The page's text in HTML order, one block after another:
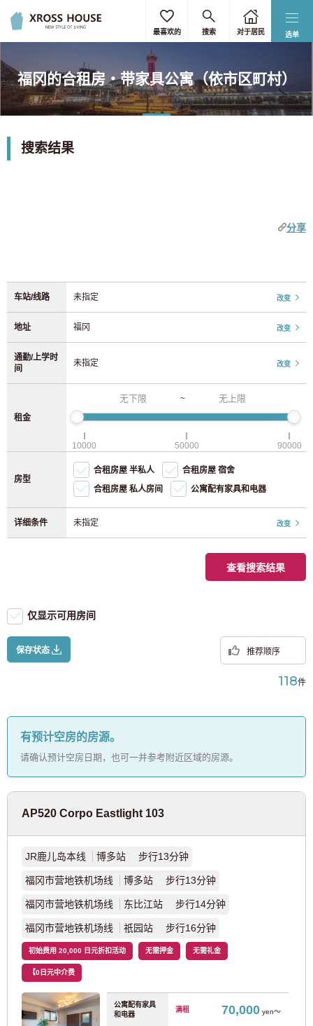
选单
最喜欢的 搜索 对于居民
福冈的合租房・带家具公寓（依市区町村）
搜索结果
分享
车站/线路 未指定 改变
地址 福冈 改变
通勤/上学时
间
未指定 改变
租金
~
10000 50000 90000
房型
合租房屋 半私人
合租房屋 宿舍
合租房屋 私人房间
公寓配有家具和电器
详细条件 未指定 改变
查看搜索结果
保存状态 推荐顺序
118件
仅显示可用房间
有预计空房的房源。
请确认预计空房日期，也可一并参考附近区域的房源。
AP520 Corpo Eastlight 103
JR鹿儿岛本线 博多站 步行13分钟
福冈市营地铁机场线 博多站 步行13分钟
福冈市营地铁机场线 东比江站 步行14分钟
福冈市营地铁机场线 祇园站 步行16分钟
初始费用 20,000 日元折扣活动 无需押金 无需礼金
【0日元中介费
公寓配有家具
和电器
满租 70,000yen～
选择车站/路线 重置
按车站搜索
JR东日本
JR山手线 (92)
JR中央线/总武线 (210)
JR湘南新宿线 (24)
上野东京线 (4)
JR京叶线
JR高崎线 (2)
JR东海道本线 (37)
JR武藏野线 (9)
JR欧米茄线
JR八公线 (1)
选择地址 重置
北海道
北海道 (1)
中部
爱知县 (52)
大阪 (165)
九州
福冈 (118)
选择地址 重置
选择通勤/上学时间 重置
请输入最近的上班或学校通勤车站。
您最多可以指定3个车站。
目的地站
添加车站
选择详细条件 重置
预计客房供应日期
不包括仅限女的物件
优惠活动
1个月0日元租金活动
初始费用 20,000 日元折扣活动
初期费用半价活动
可容纳2人
自行车停放（自行车）
无下限
3 0 日元
8 0 日元
9 0 日元
无上限
9 0 日元
决定 清除